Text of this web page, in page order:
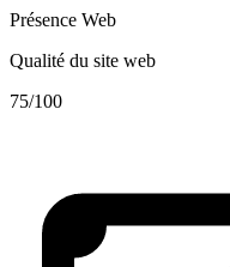
Présence Web
Qualité du site web
75/100